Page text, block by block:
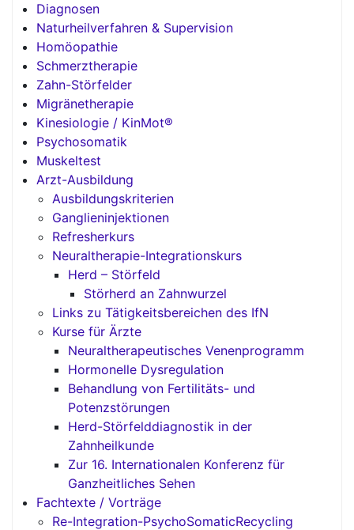
Diagnosen
Naturheilverfahren & Supervision
Homöopathie
Schmerztherapie
Zahn-Störfelder
Migränetherapie
Kinesiologie / KinMot®
Psychosomatik
Muskeltest
Arzt-Ausbildung
Ausbildungskriterien
Ganglieninjektionen
Refresherkurs
Neuraltherapie-Integrationskurs
Herd – Störfeld
Störherd an Zahnwurzel
Links zu Tätigkeitsbereichen des IfN
Kurse für Ärzte
Neuraltherapeutisches Venenprogramm
Hormonelle Dysregulation
Behandlung von Fertilitäts- und
Potenzstörungen
Herd-Störfelddiagnostik in der
Zahnheilkunde
Zur 16. Internationalen Konferenz für
Ganzheitliches Sehen
Fachtexte / Vorträge
Re-Integration-PsychoSomaticRecycling